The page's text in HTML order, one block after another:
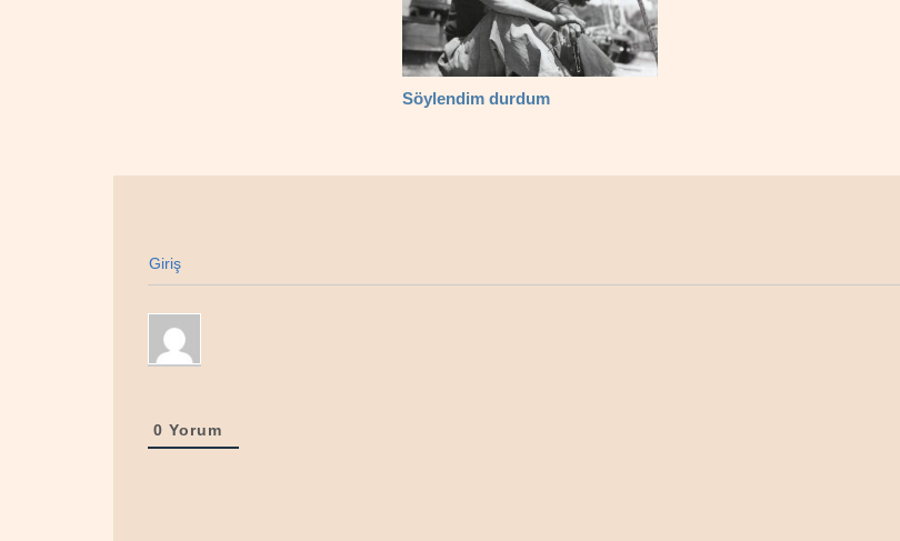
Söylendim durdum
Giriş
0 Yorum